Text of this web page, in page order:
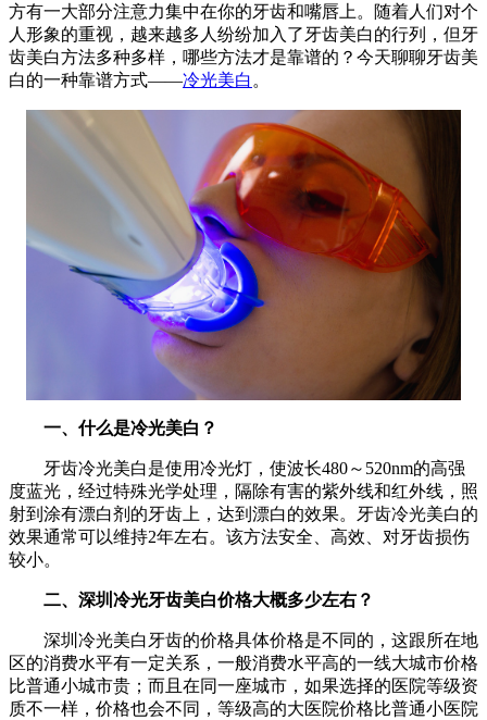
方有一大部分注意力集中在你的牙齿和嘴唇上。随着人们对个
人形象的重视，越来越多人纷纷加入了牙齿美白的行列，但牙
齿美白方法多种多样，哪些方法才是靠谱的？今天聊聊牙齿美
白的一种靠谱方式——冷光美白 。
一、什么是冷光美白？
牙齿冷光美白是使用冷光灯，使波长480～520nm的高强
度蓝光，经过特殊光学处理，隔除有害的紫外线和红外线，照
射到涂有漂白剂的牙齿上，达到漂白的效果。牙齿冷光美白的
效果通常可以维持2年左右。该方法安全、高效、对牙齿损伤
较小。
二、​深圳冷光牙齿美白价格大概多少左右？
深圳冷光美白牙齿的价格具体价格是不同的，这跟所在地
区的消费水平有一定关系，一般消费水平高的一线大城市价格
比普通小城市贵；而且在同一座城市，如果选择的医院等级资
质不一样，价格也会不同，等级高的大医院价格比普通小医院